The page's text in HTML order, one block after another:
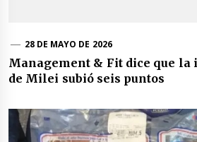
28 DE MAYO DE 2026
Management & Fit dice que la
de Milei subió seis puntos